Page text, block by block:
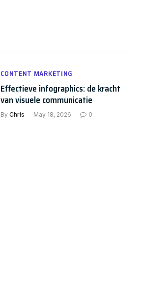
CONTENT MARKETING
Effectieve infographics: de kracht
van visuele communicatie
By Chris May 18, 2026 0